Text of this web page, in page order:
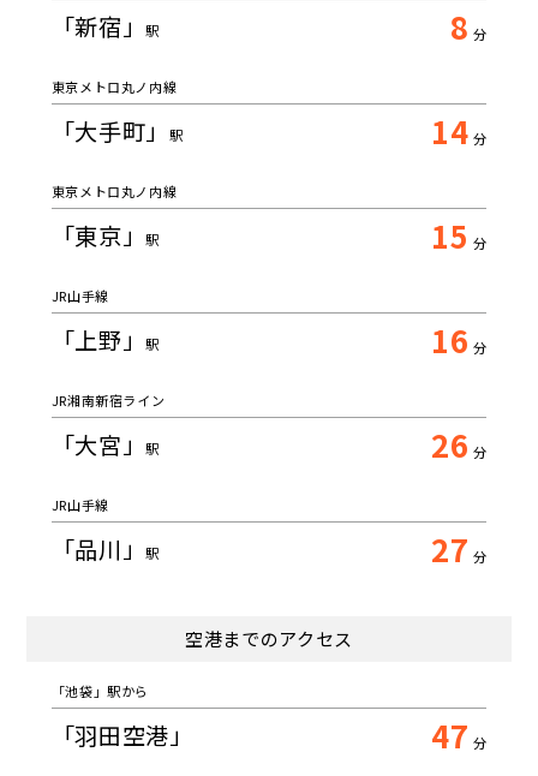
「新宿」 駅 8 分
東京メトロ丸ノ内線
「大手町」 駅 14 分
東京メトロ丸ノ内線
「東京」 駅 15 分
JR山手線
「上野」 駅 16 分
JR湘南新宿ライン
「大宮」 駅 26 分
JR山手線
「品川」 駅 27 分
空港までのアクセス
「池袋」駅から
「羽田空港」 47 分